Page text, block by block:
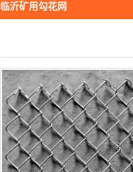
临沂矿用勾花网